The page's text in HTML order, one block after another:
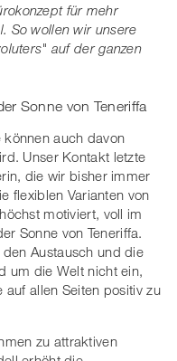
für mehr
So wollen wir unsere
auf der ganzen
Sonne von Teneriffa
auch davon
Unser Kontakt letzte
die wir bisher immer
flexiblen Varianten von
motiviert, voll im
Sonne von Teneriffa.
Austausch und die
um die Welt nicht ein,
auf allen Seiten positiv zu
zu attraktiven